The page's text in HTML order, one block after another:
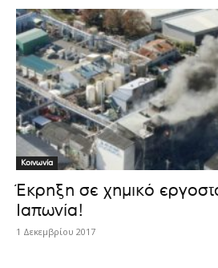
Κοινωνία
Έκρηξη σε χημικό
Ιαπωνία!
1 Δεκεμβρίου 2017